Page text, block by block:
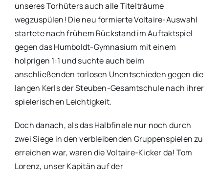
unseres Torhüters auch alle Titelträume
wegzuspülen! Die neu formierte Voltaire-Auswahl
startete nach frühem Rückstand im Auftaktspiel
gegen das Humboldt-Gymnasium mit einem
holprigen 1:1 und suchte auch beim
anschließenden torlosen Unentschieden gegen die
langen Kerls der Steuben-Gesamtschule nach ihrer
spielerischen Leichtigkeit.
Doch danach, als das Halbfinale nur noch durch
zwei Siege in den verbleibenden Gruppenspielen zu
erreichen war, waren die Voltaire-Kicker da! Tom
Lorenz, unser Kapitän auf der